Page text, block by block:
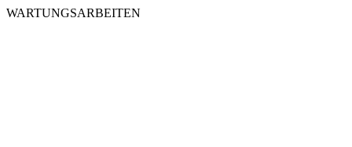
WARTUNGSARBEITEN